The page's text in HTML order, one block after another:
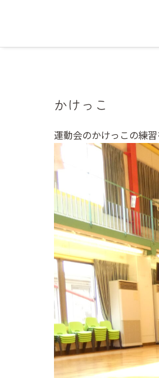
かけっこ
運動会のかけっこの練